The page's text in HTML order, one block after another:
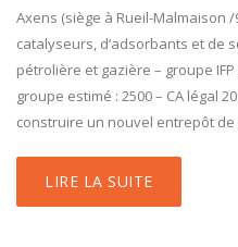
Axens (siège à Rueil-Malmaison
catalyseurs, d’adsorbants et de
pétrolière et gazière – groupe
groupe estimé : 2500 – CA légal
construire un nouvel entrepôt de
LIRE LA SUITE